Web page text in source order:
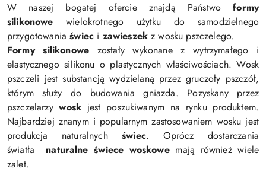
W naszej bogatej ofercie znajdą Państwoformy
silikonowe wielokrotnego użytku do samodzielnego
przygotowaniaświec i zawieszek z wosku pszczelego.
Formy silikonowe zostały wykonane z wytrzymałego i
elastycznego silikonu o plastycznych właściwościach. Wosk
pszczeli jest substancją wydzielaną przez gruczoły pszczół,
którym służy do budowania gniazda. Pozyskany przez
pszczelarzywosk jest poszukiwanym na rynku produktem.
Najbardziej znanym i popularnym zastosowaniem wosku jest
produkcja naturalnychświec. Oprócz dostarczania
światła
naturalne świece woskowemają również wiele
zalet.